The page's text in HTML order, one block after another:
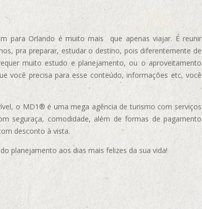
para Orlando é muito mais que apenas viajar. É reunir
pra preparar, estudar o destino, pois diferentemente de
muito estudo e planejamento, ou o aproveitamento
você precisa para esse conteúdo, informações etc, você
o MD1® é uma mega agência de turismo com serviços
seguraça, comodidade, além de formas de pagamento
desconto à vista.
planejamento aos dias mais felizes da sua vida!